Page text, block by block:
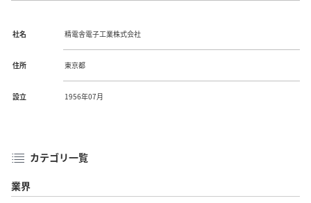
社名 精電舎電子工業株式会社
住所 東京都
設立 1956年07月
カテゴリ一覧
業界